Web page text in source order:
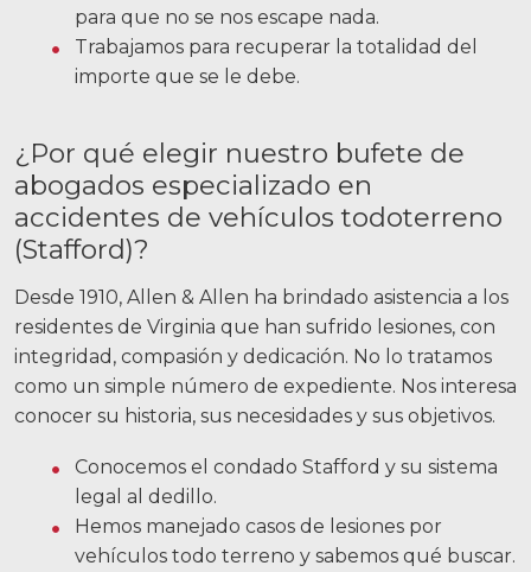
para que no se nos escape nada.
Trabajamos para recuperar la totalidad del
importe que se le debe.
¿Por qué elegir nuestro bufete de
abogados especializado en
accidentes de vehículos todoterreno
(Stafford)?
Desde 1910, Allen & Allen ha brindado asistencia a los
residentes de Virginia que han sufrido lesiones, con
integridad, compasión y dedicación. No lo tratamos
como un simple número de expediente. Nos interesa
conocer su historia, sus necesidades y sus objetivos.
Conocemos el condado Stafford y su sistema
legal al dedillo.
Hemos manejado casos de lesiones por
vehículos todo terreno y sabemos qué buscar.